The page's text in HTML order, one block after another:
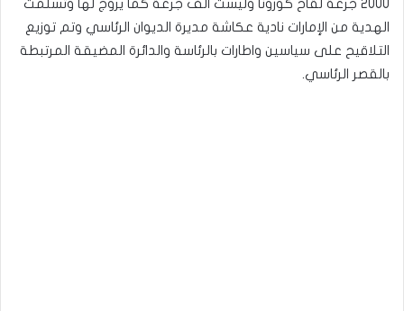
2000 جرعة لقاح كورونا وليست الف جرعة كما يروج لها وتسلمت
الهدية من الإمارات نادية عكاشة مديرة الديوان الرئاسي وتم توزيع
التلاقيح على سياسين واطارات بالرئاسة والدائرة المضيقة المرتبطة
بالقصر الرئاسي.